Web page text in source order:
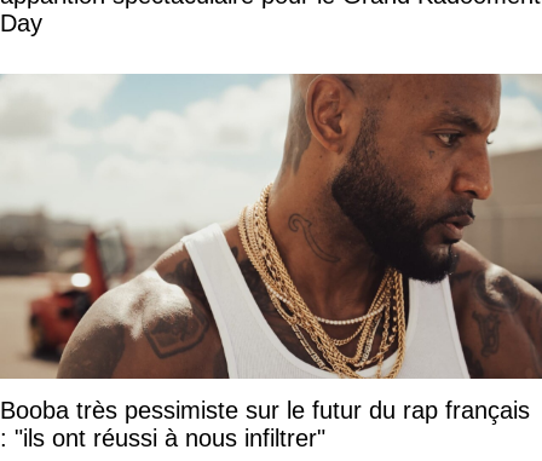
Day
Booba très pessimiste sur le futur du rap français
: "ils ont réussi à nous infiltrer"